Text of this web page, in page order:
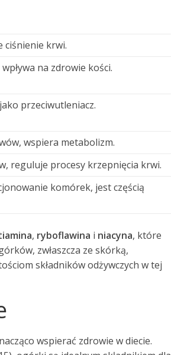
ciśnienie krwi.
na zdrowie kości.
przeciwutleniacz.
wspiera metabolizm.
reguluje procesy krzepnięcia krwi.
komórek, jest częścią
, ryboflawina i niacyna, które
zwłaszcza ze skórką,
składników odżywczych w tej
wspierać zdrowie w diecie.